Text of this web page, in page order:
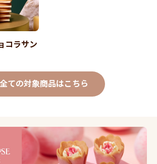
コラサン
全ての対象商品はこちら